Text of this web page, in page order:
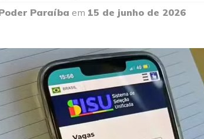
Paraíba em 15 de junho de 2026